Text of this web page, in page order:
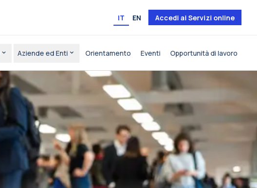
IT EN Accedi ai Servizi online
Aziende ed Enti Orientamento Eventi Opportunità di lavoro